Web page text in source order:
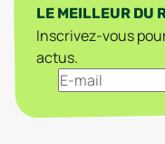
LE MEILLEUR DU
Inscrivez-vous
actus.